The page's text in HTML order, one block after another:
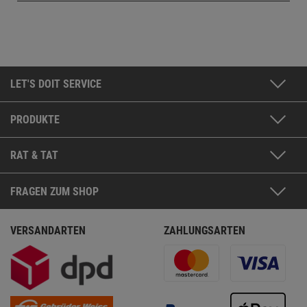
LET'S DOIT SERVICE
PRODUKTE
RAT & TAT
FRAGEN ZUM SHOP
VERSANDARTEN ZAHLUNGSARTEN